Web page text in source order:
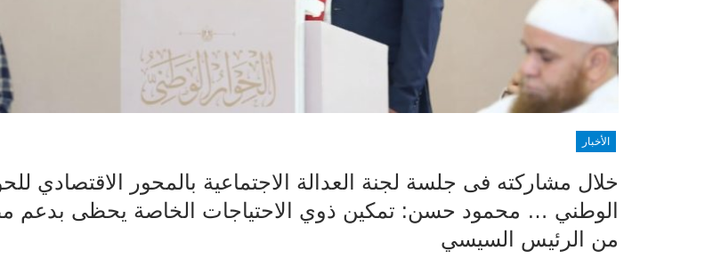
الأخبار
خلال مشاركته فى جلسة لجنة العدالة الاجتماعية بالمحور الاقتصادي
الوطني … محمود حسن: تمكين ذوي الاحتياجات الخاصة يحظى بدعم
من الرئيس السيسي